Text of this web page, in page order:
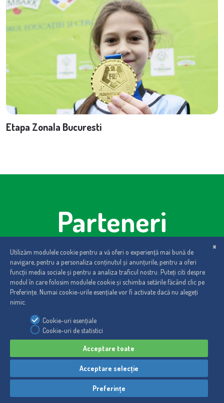
Etapa Zonala Bucuresti
Parteneri